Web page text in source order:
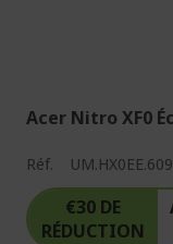
Acer Nitro XF0
Réf. UM.HX0EE.609
€30 DE
RÉDUCTION